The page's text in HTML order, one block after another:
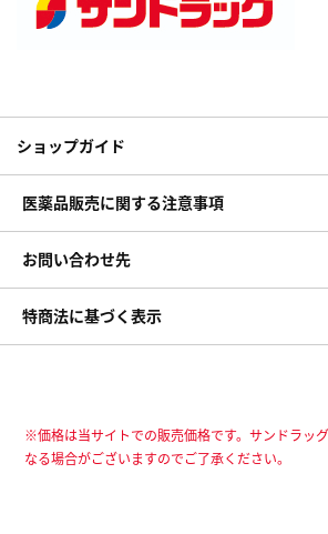
ショップガイド
医薬品販売に関する注意事項
お問い合わせ先
特商法に基づく表示
※価格は当サイトでの販売価格です。サンドラッ
なる場合がございますのでご了承ください。